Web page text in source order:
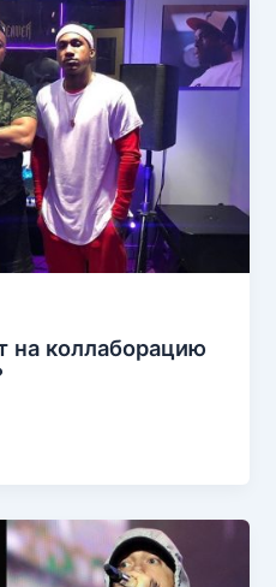
на коллаборацию